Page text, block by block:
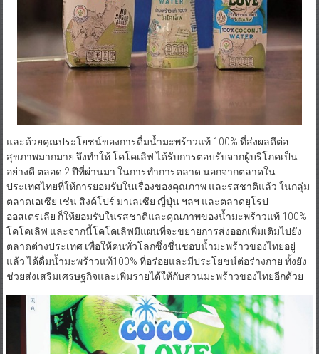
และด้วยคุณประโยชน์ของการดื่มน้ำมะพร้าวแท้ 100% ที่ส่งผลดีต่อ
สุขภาพมากมาย จึงทำให้ โคโคเลิฟ ได้รับการตอบรับจากผู้บริโภคเป็น
อย่างดี ตลอด 2 ปีที่ผ่านมา ในการทำการตลาด นอกจากตลาดใน
ประเทศไทยที่ให้การยอมรับในเรื่องของคุณภาพ และรสชาติแล้ว ในกลุ่ม
ตลาดเอเซีย เช่น สิงค์โปร์ มาเลเซีย ญี่ปุ่น ฯลฯ และตลาดยุโรป
ออสเตรเลีย ก็ให้ยอมรับในรสชาติและคุณภาพของน้ำมะพร้าวแท้ 100%
โคโคเลิฟ และจากนี้โคโคเลิฟมีแผนที่จะขยายการส่งออกเพิ่มเติมไปยัง
ตลาดต่างประเทศ เพื่อให้คนทั่วโลกซึ่งชื่นชอบน้ำมะพร้าวของไทยอยู่
แล้ว ได้ดื่มน้ำมะพร้าวแท้100% ที่อร่อยและมีประโยชน์ต่อร่างกาย ทั้งยัง
ช่วยส่งเสริมเศรษฐกิจและเพิ่มรายได้ให้กับสวนมะพร้าวของไทยอีกด้วย